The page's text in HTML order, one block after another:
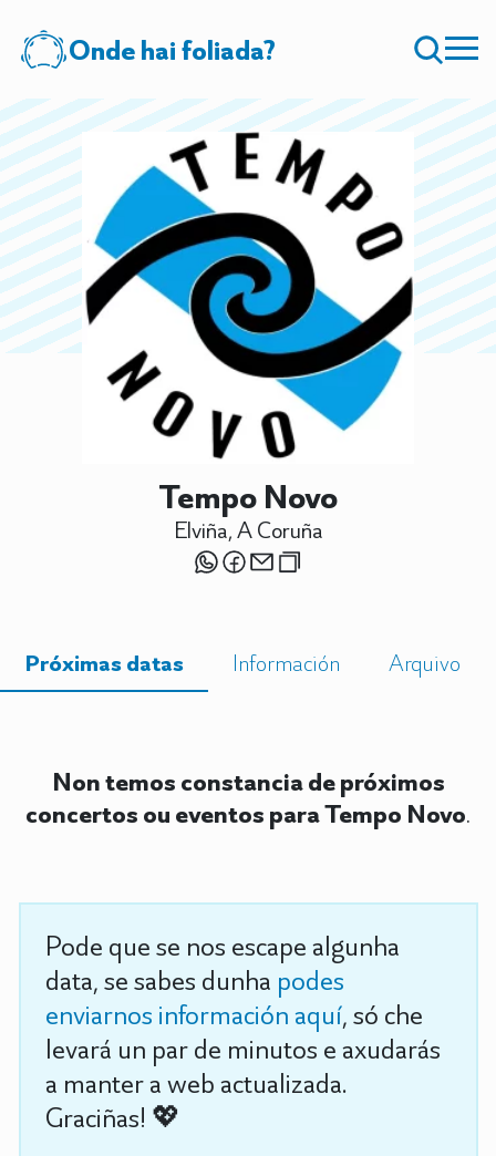
Onde hai foliada?
Tempo Novo
Elviña, A Coruña
Próximas datas Información Arquivo
Non temos constancia de próximos
concertos ou eventos para Tempo Novo.
Pode que se nos escape algunha
data, se sabes dunha podes
enviarnos información aquí, só che
levará un par de minutos e axudarás
a manter a web actualizada.
Graciñas! 💖